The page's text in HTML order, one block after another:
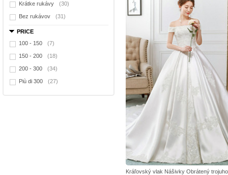
Krátke rukávy (30)
Bez rukávov (31)
PRICE
100 - 150
(7)
150 - 200 (18)
200 - 300 (34)
Più di 300 (27)
Kráľovský vlak Nášivky Obrátený